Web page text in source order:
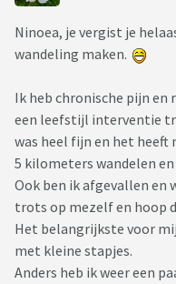
Ninoea, je vergist je
wandeling maken.
Ik heb chronische pijn en
een leefstijl interventie
was heel fijn en het heeft
5 kilometers wandelen
Ook ben ik afgevallen en
trots op mezelf en hoop
Het belangrijkste voor
met kleine stapjes.
Anders heb ik weer een